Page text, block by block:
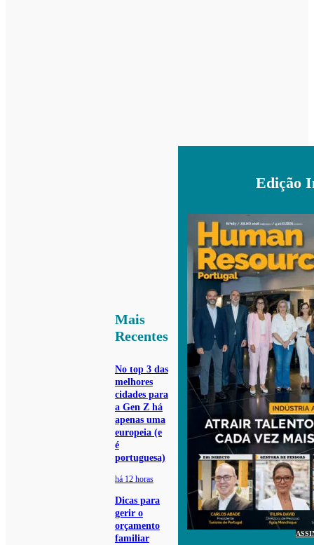
Mais
Recentes
No top 3 das
melhores
cidades para
a Gen Z há
apenas uma
europeia (e
é
portuguesa)
há 12 horas
Dicas para
gerir o
orçamento
familiar
Edição